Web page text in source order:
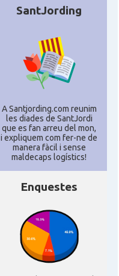
SantJording
A Santjording.com reunim
les diades de SantJordi
que es fan arreu del mon,
i expliquem com fer-ne de
manera fàcil i sense
maldecaps logí­stics!
Enquestes